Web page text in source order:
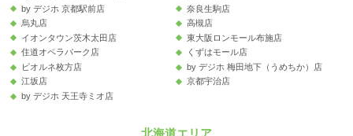
by デジホ 京都駅前店
奈良生駒店
烏丸店
高槻店
イオンタウン茨木太田店
東大阪ロンモール布施店
住道オペラパーク店
くずはモール店
ビオルネ枚方店
by デジホ 梅田地下（うめちか）店
江坂店
京都宇治店
by デジホ 天王寺ミオ店
北海道エリア